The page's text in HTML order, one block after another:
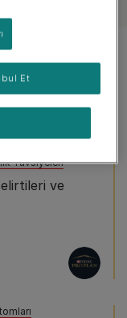
Tavsiyeleri
ve
Et